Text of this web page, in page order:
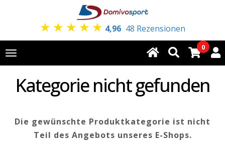
★ ★ ★ ★ ★ 4,96 48 Rezensionen
Toggle
navigation
0
Kategorie nicht gefunden
Die gewünschte Produktkategorie ist nicht
Teil des Angebots unseres E-Shops.